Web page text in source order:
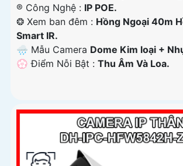
®️ Công Nghệ : IP POE.
❂ Xem ban đêm : Hồng Ngoại 40m
Smart IR.
🌧️ Mẫu Camera Dome Kim loại +
️💮 Điểm Nỗi Bật : Thu Âm Và Loa.